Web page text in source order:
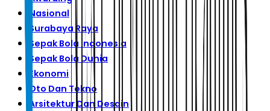
Nasional
Surabaya Raya
Sepak Bola Indonesia
Sepak Bola Dunia
Ekonomi
Oto Dan Tekno
Arsitektur Dan Desain